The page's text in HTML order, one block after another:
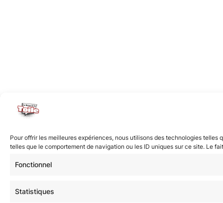
Pour offrir les meilleures expériences, nous utilisons des technologies
telles que le comportement de navigation ou les ID uniques sur ce site. Le
Fonctionnel
Statistiques